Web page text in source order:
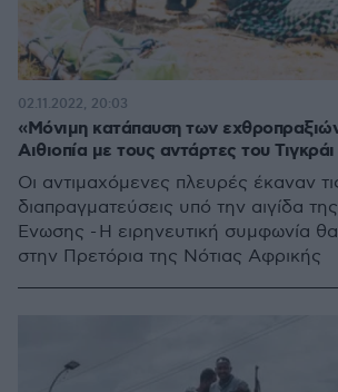
«Μόνιμη κατάπαυση των
Αιθιοπία με τους αντάρτες του Τιγκράι
Οι αντιμαχόμενες πλευρές έκαναν
διαπραγματεύσεις υπό την αιγίδα
Ένωσης - Η ειρηνευτική συμφωνία
στην Πρετόρια της Νότιας Αφρικής
02.11.2022, 20:03